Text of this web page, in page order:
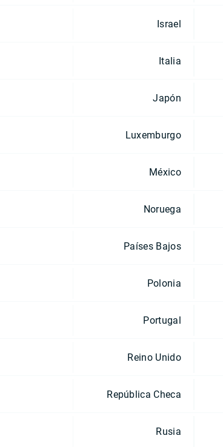
Israel
Italia
Japón
Luxemburgo
México
Noruega
Países Bajos
Polonia
Portugal
Reino Unido
República Checa
Rusia